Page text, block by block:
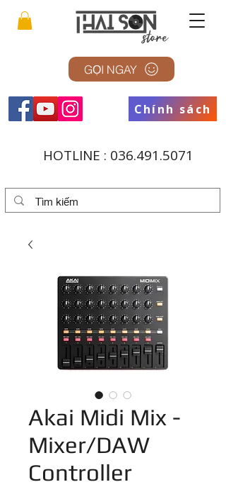
GỌI NGAY
Chính sách
HOTLINE : 036.491.5071
Akai Midi Mix -
Mixer/DAW
Controller